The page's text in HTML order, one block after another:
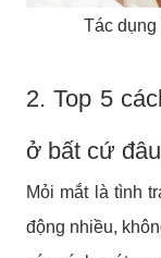
Tác
2. Top 5
ở bất cứ đâu
Mỏi mắt là tình
động nhiều,